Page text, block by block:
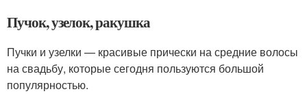
Пучок, узелок, ракушка
Пучки и узелки — красивые прически на средние волосы
на свадьбу, которые сегодня пользуются большой
популярностью.